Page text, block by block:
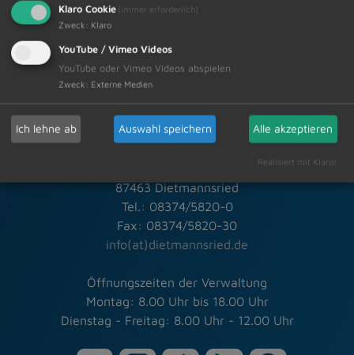
Schneller Kontakt bei allen Fragen
87463 Dietmannsried
Tel.: 08374/5820-0
Fax: 08374/5820-30
info(at)dietmannsried.de
Öffnungszeiten der Verwaltung
Montag: 8.00 Uhr bis 18.00 Uhr
Dienstag - Freitag: 8.00 Uhr - 12.00 Uhr
Klaro Cookie (immer erforderlich)
Zweck : Klaro
YouTube / Vimeo Videos
YouTube oder Vimeo Videos abspielen
Zweck : Externe Medien
Ich lehne ab Auswahl speichern Alle akzeptieren
Realisiert mit Klaro!